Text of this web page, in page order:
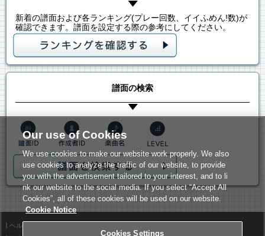
新着の譜面および各ランキング(プレー回数、イイふめん!数)が
確認できます。譜面を設定する際の参考にしてください。
譜面の検索
ヘルプ
Our use of Cookies
We use cookies to make our website work properly. We also
use cookies to analyze the traffic of our website, to provide
you with the advertisement tailored to your interest, and to li
nk our website to the social media. If you select “Accept All
Cookies”, all of these cookies will be used on our website.
Cookie Notice
Cookies Settings